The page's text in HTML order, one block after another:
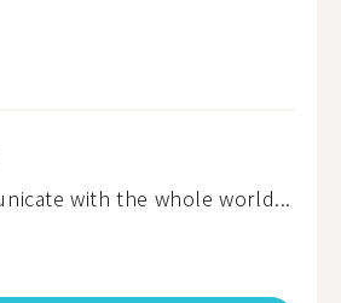
with the whole world...